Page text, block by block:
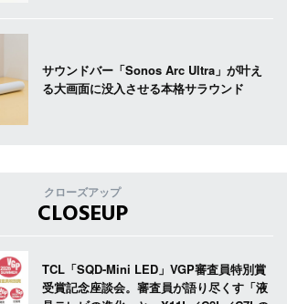
サウンドバー「Sonos Arc Ultra」が叶え
る大画面に没入させる本格サラウンド
クローズアップ
CLOSEUP
TCL「SQD-Mini LED」VGP審査員特別賞
受賞記念座談会。審査員が語り尽くす「液